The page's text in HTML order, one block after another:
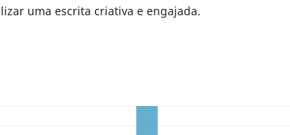
uma escrita criativa e engajada.